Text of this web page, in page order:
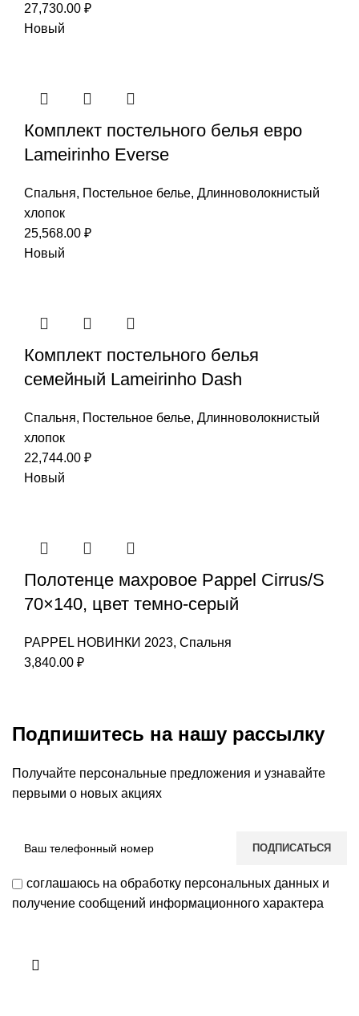
27,730.00 ₽
Новый
Комплект постельного белья евро
Lameirinho Everse
Спальня, Постельное белье, Длинноволокнистый
хлопок
25,568.00 ₽
Новый
Комплект постельного белья
семейный Lameirinho Dash
Спальня, Постельное белье, Длинноволокнистый
хлопок
22,744.00 ₽
Новый
Полотенце махровое Pappel Cirrus/S
70×140, цвет темно-серый
PAPPEL НОВИНКИ 2023, Спальня
3,840.00 ₽
Подпишитесь на нашу рассылку
Получайте персональные предложения и узнавайте
первыми о новых акциях
соглашаюсь на обработку персональных данных и
получение сообщений информационного характера